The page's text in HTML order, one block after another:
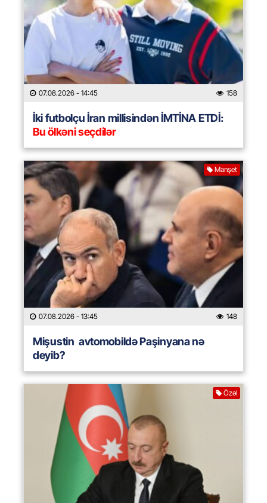
07.08.2026 - 14:45 158
İki futbolçu İran millisindən İMTİNA ETDİ:
Bu ölkəni seçdilər
Manşet
07.08.2026 - 13:45 148
Mişustin avtomobildə Paşinyana nə
deyib?
Özəl